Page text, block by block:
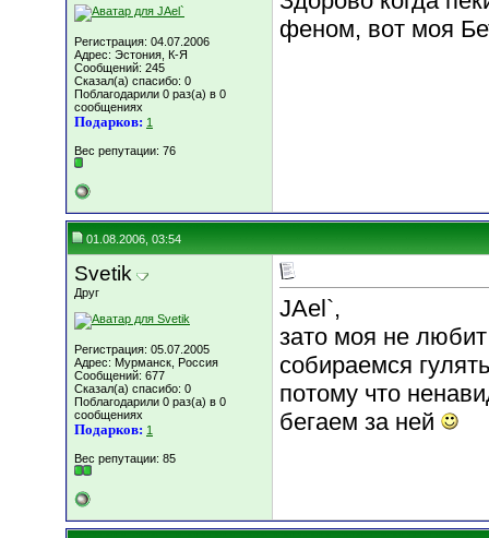
Регистрация: 04.07.2006
Адрес: Эстония, К-Я
Сообщений: 245
Сказал(а) спасибо: 0
Поблагодарили 0 раз(а) в 0
сообщениях
Подарков: 1
Вес репутации: 76
феном, вот моя
01.08.2006, 03:54
Svetik
Друг
Регистрация: 05.07.2005
Адрес: Мурманск, Россия
Сообщений: 677
Сказал(а) спасибо: 0
Поблагодарили 0 раз(а) в 0
сообщениях
Подарков: 1
Вес репутации: 85
JAel`,
зато моя не
собираемся
потому что
бегаем за ней